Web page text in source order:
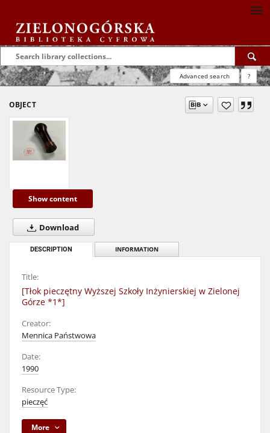
Advanced search ?
OBJECT
Show content
Download
DESCRIPTION INFORMATION
Title:
[Tłok pieczętny Wyższej Szkoły Inżynierskiej w Zielonej
Górze *1*]
Creator:
Mennica Państwowa
Date:
1990
Resource Type:
pieczęć
More